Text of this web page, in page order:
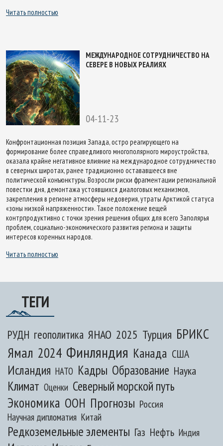
Читать полностью
МЕЖДУНАРОДНОЕ СОТРУДНИЧЕСТВО НА
СЕВЕРЕ В НОВЫХ РЕАЛИЯХ
04-11-23
Конфронтационная позиция Запада, остро реагирующего на
формирование более справедливого многополярного мироустройства,
оказала крайне негативное влияние на международное сотрудничество
в северных широтах, ранее традиционно остававшееся вне
политической конъюнктуры. Возросли риски фрагментации региональной
повестки дня, демонтажа устоявшихся диалоговых механизмов,
закрепления в регионе атмосферы недоверия, утраты Арктикой статуса
«зоны низкой напряженности». Такое положение вещей
контрпродуктивно с точки зрения решения общих для всего Заполярья
проблем, социально-экономического развития региона и защиты
интересов коренных народов.
Читать полностью
ТЕГИ
РУДН геополитика ЯНАО 2025 Турция БРИКС
Ямал 2024 Финляндия Канада США
Исландия НАТО Кадры Образование Наука
Климат Оценки Северный морской путь
Экономика ООН Прогнозы Россия
Научная дипломатия Китай
Редкоземельные элементы Газ Нефть Индия